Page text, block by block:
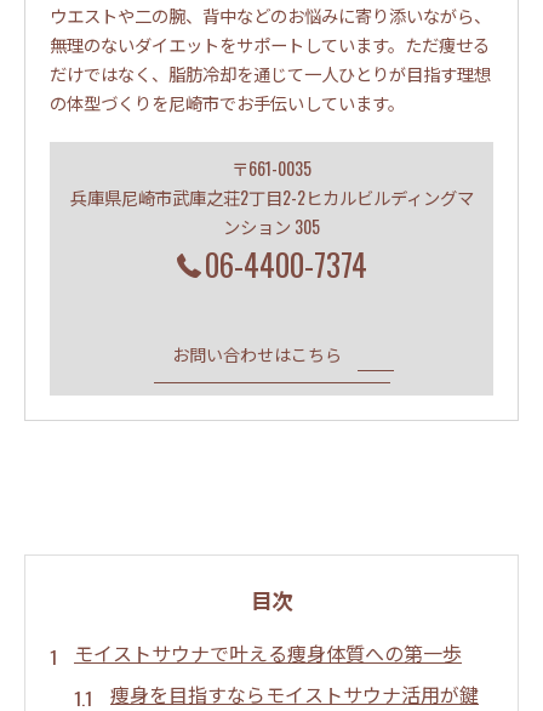
ウエストや二の腕、背中などのお悩みに寄り添いながら、
無理のないダイエットをサポートしています。ただ痩せる
だけではなく、脂肪冷却を通じて一人ひとりが目指す理想
の体型づくりを尼崎市でお手伝いしています。
〒661-0035
兵庫県尼崎市武庫之荘2丁目2-2ヒカルビルディングマ
ンション 305
06-4400-7374
お問い合わせはこちら
目次
モイストサウナで叶える痩身体質への第一歩
痩身を目指すならモイストサウナ活用が鍵